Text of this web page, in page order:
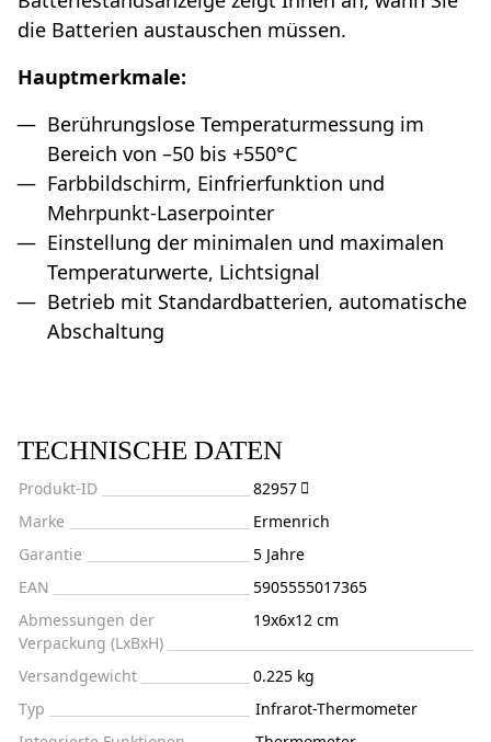
die Batterien austauschen müssen.
Hauptmerkmale:
Berührungslose Temperaturmessung im
Bereich von –50 bis +550°C
Farbbildschirm, Einfrierfunktion und
Mehrpunkt-Laserpointer
Einstellung der minimalen und maximalen
Temperaturwerte, Lichtsignal
Betrieb mit Standardbatterien, automatische
Abschaltung
TECHNISCHE DATEN
Produkt-ID
82957
Marke
Ermenrich
Garantie
5 Jahre
EAN
5905555017365
Abmessungen der
Verpackung (LxBxH)
19x6x12 cm
Versandgewicht
0.225 kg
Typ
Infrarot-Thermometer